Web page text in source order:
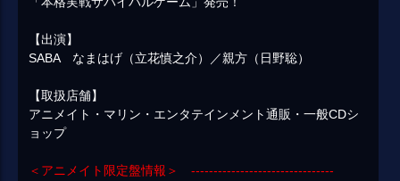
【出演】
SABA なまはげ（立花慎之介）／親方（日野聡）
【取扱店舗】
アニメイト・マリン・エンタテインメント通販・一般CDシ
ョップ
＜アニメイト限定盤情報＞ --------------------------------